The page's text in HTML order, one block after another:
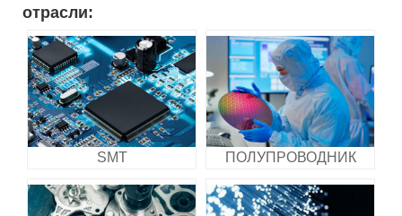
отрасли:
SMT ПОЛУПРОВОДНИК